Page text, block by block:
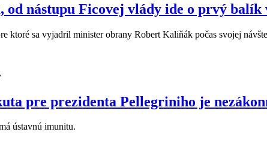
od nástupu Ficovej vlády ide o prvý balík
ktoré sa vyjadril minister obrany Robert Kaliňák počas svojej
pre prezidenta Pellegriniho je
ústavnú imunitu.